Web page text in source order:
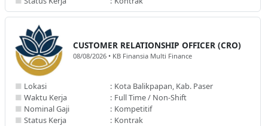
CUSTOMER RELATIONSHIP OFFICER (CRO)
08/08/2026 • KB Finansia Multi Finance
■ Lokasi : Kota Balikpapan, Kab. Paser
■ Waktu Kerja : Full Time / Non-Shift
■ Nominal Gaji : Kompetitif
■ Status Kerja : Kontrak